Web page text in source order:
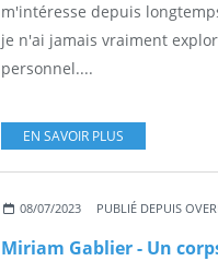
m'intéresse depuis
je n'ai jamais vraiment
personnel....
EN SAVOIR PLUS
08/07/2023 PUBLIÉ DEPUIS